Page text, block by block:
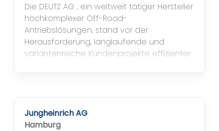
Die DEUTZ AG , ein weltweit tätiger Hersteller
hochkomplexer Off-Road-
Antriebslösungen, stand vor der
Herausforderung, langlaufende und
variantenreiche Kundenprojekte effizienter
Order-Prozess , der Produktkonfiguration,
Angebotserstellung...
Jungheinrich AG
Hamburg